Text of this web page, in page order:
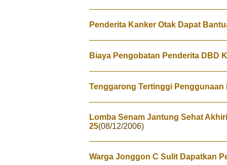
Penderita Kanker Otak Dapat
Biaya Pengobatan Penderita DBD
Tenggarong Tertinggi Penggunaan
Lomba Senam Jantung Sehat
25(08/12/2006)
Warga Jonggon C Sulit Dapatkan